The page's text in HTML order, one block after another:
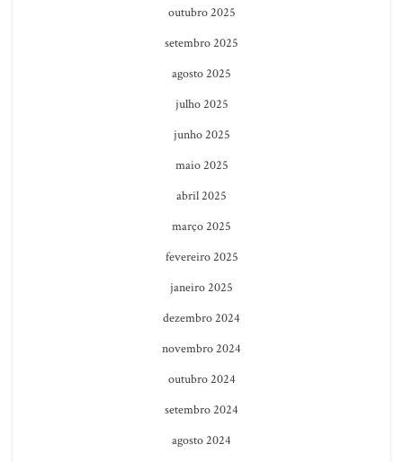
outubro 2025
setembro 2025
agosto 2025
julho 2025
junho 2025
maio 2025
abril 2025
março 2025
fevereiro 2025
janeiro 2025
dezembro 2024
novembro 2024
outubro 2024
setembro 2024
agosto 2024